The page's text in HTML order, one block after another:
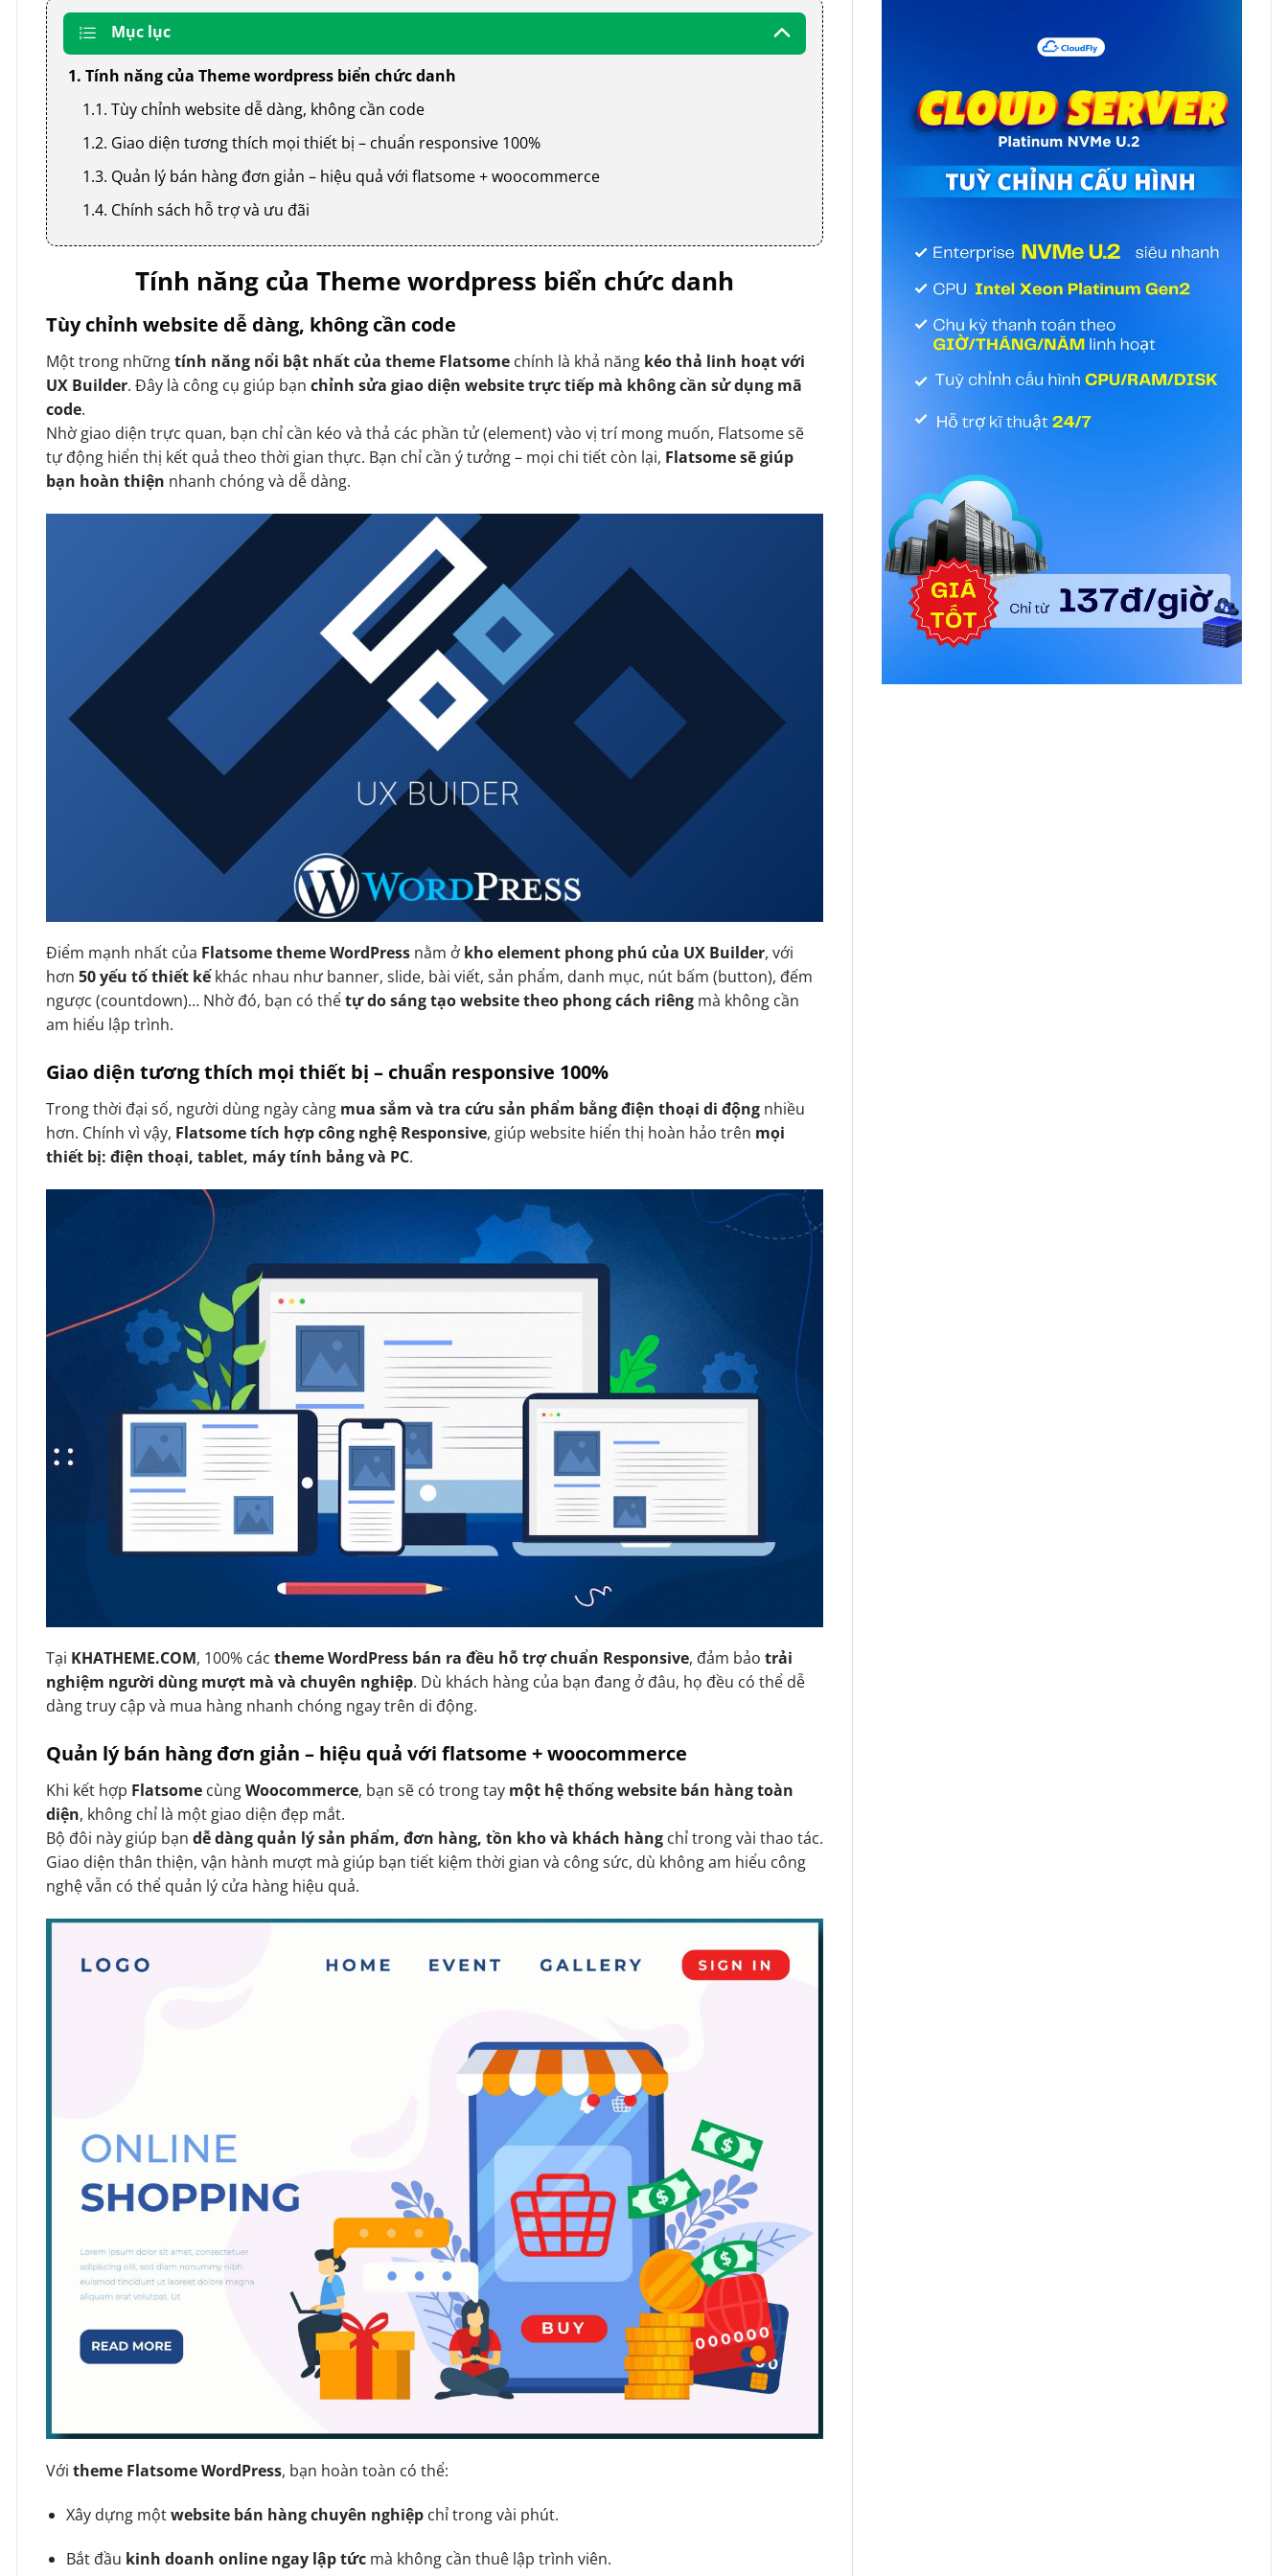
Mục lục
1. Tính năng của Theme wordpress biển chức danh
1.1. Tùy chỉnh website dễ dàng, không cần code
1.2. Giao diện tương thích mọi thiết bị – chuẩn responsive 100%
1.3. Quản lý bán hàng đơn giản – hiệu quả với flatsome + woocommerce
1.4. Chính sách hỗ trợ và ưu đãi
Tính năng của Theme wordpress biển chức danh
Tùy chỉnh website dễ dàng, không cần code
Một trong nhữngtính năng nổi bật nhất của theme Flatsome chính là khả năng kéo thả linh hoạt với
UX Builder. Đây là công cụ giúp bạn chỉnh sửa giao diện website trực tiếp mà không cần sử dụng mã
code.
Nhờ giao diện trực quan, bạn chỉ cần kéo và thả các phần tử (element) vào vị trí mong muốn, Flatsome sẽ
tự động hiển thị kết quả theo thời gian thực. Bạn chỉ cần ý tưởng – mọi chi tiết còn lại, Flatsome sẽ giúp
bạn hoàn thiện nhanh chóng và dễ dàng.
Điểm mạnh nhất của Flatsome theme WordPress nằm ở kho element phong phú của UX Builder, với
hơn 50 yếu tố thiết kếkhác nhau như banner, slide, bài viết, sản phẩm, danh mục, nút bấm (button), đếm
ngược (countdown)… Nhờ đó, bạn có thểtự do sáng tạo website theo phong cách riêng mà không cần
am hiểu lập trình.
Giao diện tương thích mọi thiết bị – chuẩn responsive 100%
Trong thời đại số, người dùng ngày càng mua sắm và tra cứu sản phẩm bằng điện thoại di động nhiều
hơn. Chính vì vậy, Flatsome tích hợp công nghệ Responsive, giúp website hiển thị hoàn hảo trên mọi
thiết bị: điện thoại, tablet, máy tính bảng và PC.
Tại KHATHEME.COM, 100% các theme WordPress bán ra đều hỗ trợ chuẩn Responsive, đảm bảo trải
nghiệm người dùng mượt mà và chuyên nghiệp. Dù khách hàng của bạn đang ở đâu, họ đều có thể dễ
dàng truy cập và mua hàng nhanh chóng ngay trên di động.
Quản lý bán hàng đơn giản – hiệu quả với flatsome + woocommerce
Khi kết hợp Flatsome cùngWoocommerce, bạn sẽ có trong tay một hệ thống website bán hàng toàn
diện, không chỉ là một giao diện đẹp mắt.
Bộ đôi này giúp bạn dễ dàng quản lý sản phẩm, đơn hàng, tồn kho và khách hàng chỉ trong vài thao tác.
Giao diện thân thiện, vận hành mượt mà giúp bạn tiết kiệm thời gian và công sức, dù không am hiểu công
nghệ vẫn có thể quản lý cửa hàng hiệu quả.
Với theme Flatsome WordPress, bạn hoàn toàn có thể:
Xây dựng mộtwebsite bán hàng chuyên nghiệpchỉ trong vài phút.
Bắt đầu kinh doanh online ngay lập tứcmà không cần thuê lập trình viên.